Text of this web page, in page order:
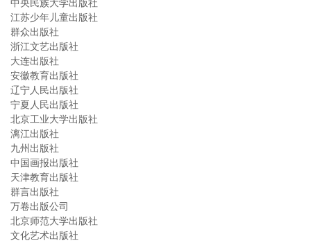
中央民族大学出版社
江苏少年儿童出版社
群众出版社
浙江文艺出版社
大连出版社
安徽教育出版社
辽宁人民出版社
宁夏人民出版社
北京工业大学出版社
漓江出版社
九州出版社
中国画报出版社
天津教育出版社
群言出版社
万卷出版公司
北京师范大学出版社
文化艺术出版社